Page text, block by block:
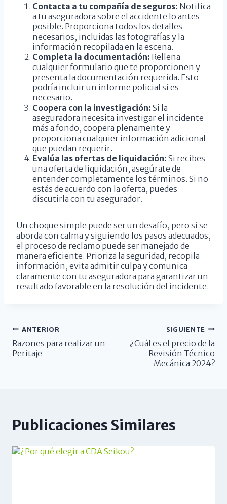
Contacta a tu compañía de seguros: Notifica
a tu aseguradora sobre el accidente lo antes
posible. Proporciona todos los detalles
necesarios, incluidas las fotografías y la
información recopilada en la escena.
Completa la documentación: Rellena
cualquier formulario que te proporcionen y
presenta la documentación requerida. Esto
podría incluir un informe policial si es
necesario.
Coopera con la investigación: Si la
aseguradora necesita investigar el incidente
más a fondo, coopera plenamente y
proporciona cualquier información adicional
que puedan requerir.
Evalúa las ofertas de liquidación: Si recibes
una oferta de liquidación, asegúrate de
entender completamente los términos. Si no
estás de acuerdo con la oferta, puedes
discutirla con tu asegurador.
Un choque simple puede ser un desafío, pero si se
aborda con calma y siguiendo los pasos adecuados,
el proceso de reclamo puede ser manejado de
manera eficiente. Prioriza la seguridad, recopila
información, evita admitir culpa y comunica
claramente con tu aseguradora para garantizar un
resultado favorable en la resolución del incidente.
ANTERIOR
Razones para realizar un
Peritaje
SIGUIENTE
¿Cuál es el precio de la
Revisión Técnico
Mecánica 2024?
Publicaciones Similares